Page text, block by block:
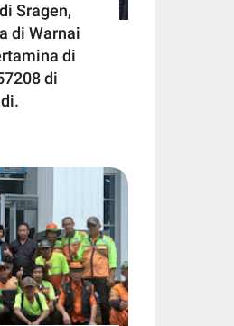
Sragen,
di Warnai
di
di